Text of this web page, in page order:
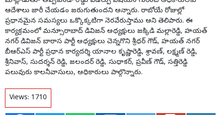
ఆదేశాలు జారీ చేయడం జరుగుతుందని అన్నారు. రాబోయే రోజుల్లో
ప్రధానమైన సమస్యలు ఒక్కొక్కటిగా నెరవేరుస్తాము అని తెలిపారు. ఈ
కార్యక్రమంలో మన్సూరాబాద్ డివిజన్ అధ్యక్షులు జక్కిడి మల్లారెడ్డి, హయత్
నగర్ డివిజన్ బారాస పార్టీ అధ్యక్షులు చెన్నగొని శ్రీధర్ గౌడ్, హయత్ నగర్
బీఆర్ఎస్ పార్టీ ప్రధాన కార్యదర్శి యానాల కృష్ణారెడ్డి, శ్రావణ్, లక్ష్మణ్ రెడ్డి,
శ్రీనివాస్, సుదర్శన్ రెడ్డి, జలందర్ రెడ్డి, సుధాకర్, ప్రవీణ్ గౌడ్, సత్తిరెడ్డి
పలువురు కాలనీవాసులు, అధికారులు పాల్గొన్నారు.
Views: 1710